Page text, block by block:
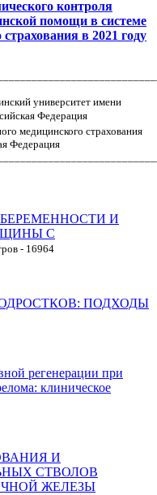
контроля
помощи в системе
в 2021 году
университет имени
Федерация
медицинского страхования
Федерация
И
С
- 16964
ПОДХОДЫ
регенерации при
клиническое
И
СТВОЛОВ
ЖЕЛЕЗЫ